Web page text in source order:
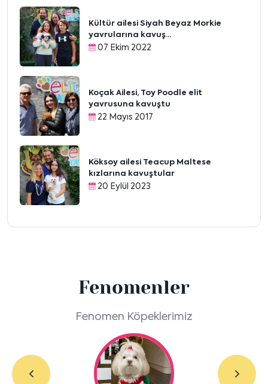
Kültür ailesi Siyah Beyaz Morkie
yavrularına kavuş...
07 Ekim 2022
Koçak Ailesi, Toy Poodle elit
yavrusuna kavuştu
22 Mayıs 2017
Köksoy ailesi Teacup Maltese
kızlarına kavuştular
20 Eylül 2023
Fenomenler
Fenomen Köpeklerimiz